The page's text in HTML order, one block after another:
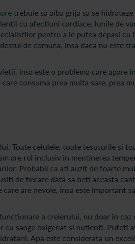
trebuie sa aiba grija sa se hidrateze
cu afectiuni cardiace, lunile de
pentru a le putea depasi cu
de comuna, insa daca nu este
insa este o problema care apare
consuma prea multa sare, prea
Toate celulele, toate tesuturile si
are rol inclusiv in mentinerea
Probabil ca ati auzit de foarte
de fiecare data sa beti aceasta
are nevoie, insa este important
a creierului, nu doar in caz
cu sange oxigenat si nutienti. Puteti
Apa este considerata un